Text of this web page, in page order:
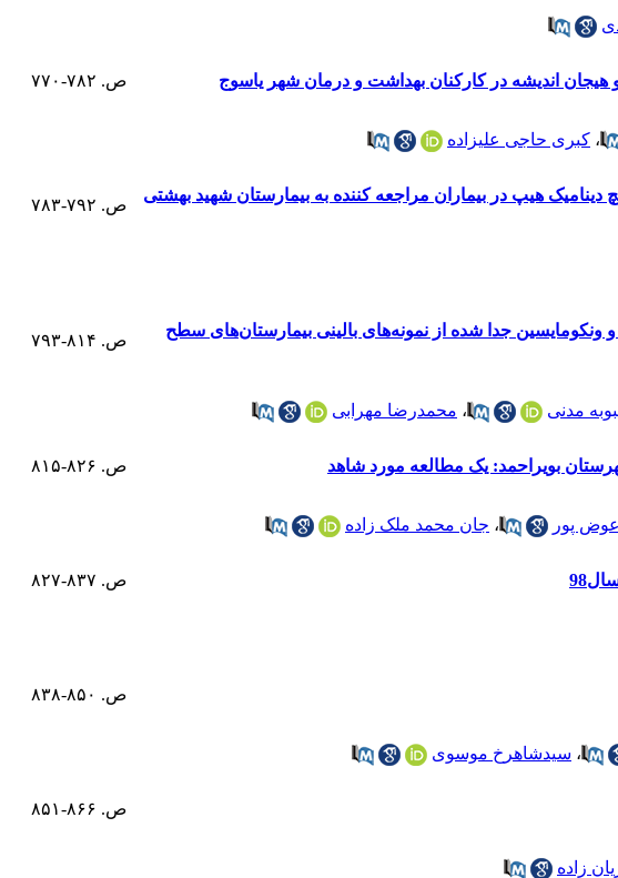
اندیشه در کارکنان بهداشت و درمان شهر یاسوج
ص. ۷۸۲-۷۷۰
، کبری حاجی علیزاده
هیپ در بیماران مراجعه کننده به بیمارستان شهید بهشتی
ص. ۷۹۲-۷۸۳
جدا شده از نمونه‌های بالینی بیمارستان‌های سطح
ص. ۸۱۴-۷۹۳
مدنی ، محمدرضا مهرابی
ص. ۸۲۶-۸۱۵
پور ، جان محمد ملک زاده
ص. ۸۳۷-۸۲۷
ص. ۸۵۰-۸۳۸
، سیدشاهرخ موسوی
ص. ۸۶۶-۸۵۱
زاده